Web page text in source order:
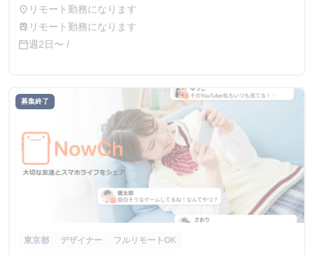
に応じて採用時に給与を決定致します。面談時に詳細はお伝
えしますのでご安心ください。 ※稼働時間に対して支給す
る場合、最低賃金を下回ることはございませんのでご安心く
place リモート勤務になります
train リモート勤務になります
calendar_today週2日〜 /
募集終了
東京都 デザイナー フルリモートOK